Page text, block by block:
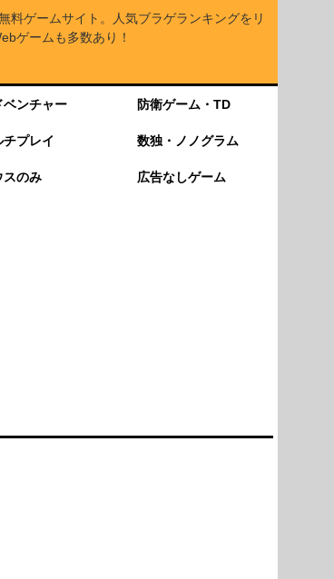
料ゲームサイト。人気ブラゲランキングをリ
ゲームも多数あり！
ベンチャー 防衛ゲーム・TD
チプレイ 数独・ノノグラム
スのみ 広告なしゲーム